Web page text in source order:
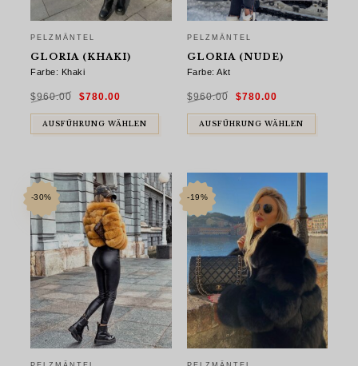
PELZMÄNTEL
GLORIA (KHAKI)
Farbe: Khaki
$960.00 Preis
$960.00
$780.00
$780.00.
AUSFÜHRUNG WÄHLEN
PELZMÄNTEL
GLORIA (NUDE)
Farbe: Akt
$960.00 Preis
$960.00
$780.00Preis
$780.00.
AUSFÜHRUNG WÄHLEN
-30% -19%